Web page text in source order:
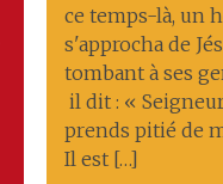
ce temps-là, un
s'approcha de
tombant à ses
il dit : «
prends pitié de
Il est […]